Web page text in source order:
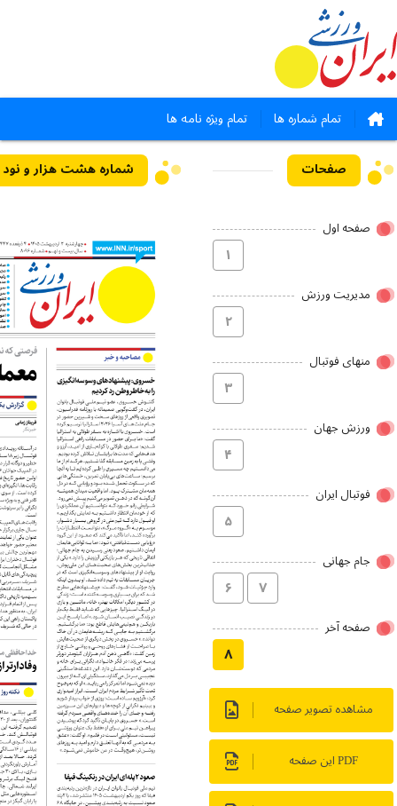
تمام شماره ها تمام ویژه نامه ها
صفحات
صفحه اول
۱
مدیریت ورزش
۲
منهای فوتبال
۳
ورزش جهان
۴
فوتبال ایران
۵
جام جهانی
۶ ۷
صفحه آخر
۸
مشاهده تصویر صفحه
PDF این صفحه
شماره هشت هزار و نود و شش - ۰۲